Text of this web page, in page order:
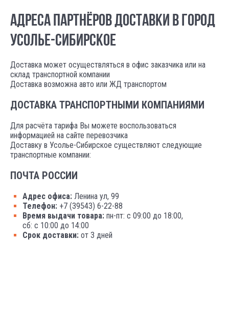
АДРЕСА ПАРТНЁРОВ ДОСТАВКИ В ГОРОД
УСОЛЬЕ-СИБИРСКОЕ
Доставка может осуществляться в офис заказчика или на
склад транспортной компании
Доставка возможна авто или ЖД транспортом
ДОСТАВКА ТРАНСПОРТНЫМИ КОМПАНИЯМИ
Для расчёта тарифа Вы можете воспользоваться
информацией на сайте перевозчика
Доставку в Усолье-Сибирское существляют следующие
транспортные компании:
ПОЧТА РОССИИ
Адрес офиса: Ленина ул, 99
Телефон: +7 (39543) 6-22-88
Время выдачи товара: пн-пт: с 09:00 до 18:00,
сб: с 10:00 до 14:00
Срок доставки: от 3 дней